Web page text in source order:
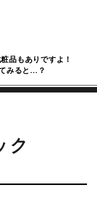
品もありですよ！
みると…？
ク